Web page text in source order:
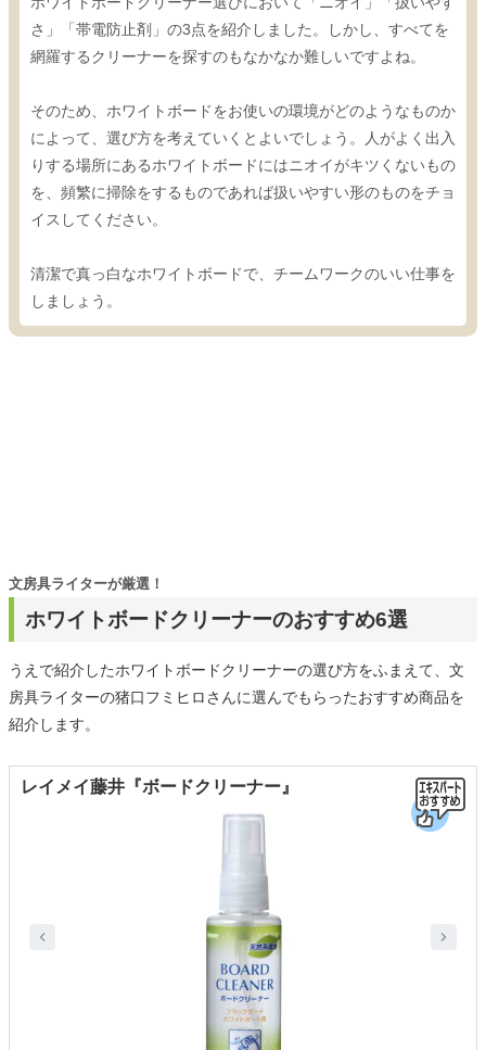
さ」「帯電防止剤」の3点を紹介しました。しかし、すべてを
網羅するクリーナーを探すのもなかなか難しいですよね。
そのため、ホワイトボードをお使いの環境がどのようなものか
によって、選び方を考えていくとよいでしょう。人がよく出入
りする場所にあるホワイトボードにはニオイがキツくないもの
を、頻繁に掃除をするものであれば扱いやすい形のものをチョ
イスしてください。
清潔で真っ白なホワイトボードで、チームワークのいい仕事を
しましょう。
ホワイトボードクリーナーのおすすめ6選
文房具ライターが厳選！
うえで紹介したホワイトボードクリーナーの選び方をふまえて、文
房具ライターの猪口フミヒロさんに選んでもらったおすすめ商品を
紹介します。
レイメイ藤井『ボードクリーナー』